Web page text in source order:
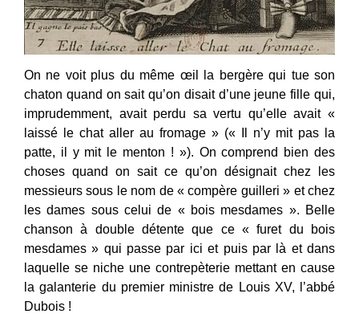
On ne voit plus du même œil la bergère qui tue son
chaton quand on sait qu’on disait d’une jeune fille qui,
imprudemment, avait perdu sa vertu qu’elle avait «
laissé le chat aller au fromage » (« Il n’y mit pas la
patte, il y mit le menton ! »). On comprend bien des
choses quand on sait ce qu’on désignait chez les
messieurs sous le nom de « compère guilleri » et chez
les dames sous celui de « bois mesdames ». Belle
chanson à double détente que ce « furet du bois
mesdames » qui passe par ici et puis par là et dans
laquelle se niche une contrepèterie mettant en cause
la galanterie du premier ministre de Louis XV, l’abbé
Dubois !